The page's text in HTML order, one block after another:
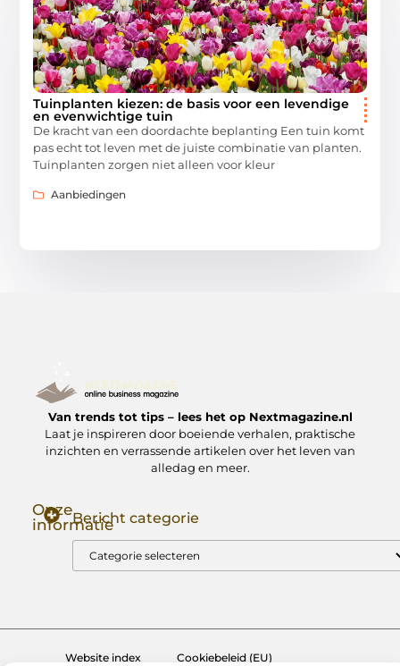
Tuinplanten kiezen: de basis voor een levendige
en evenwichtige tuin
De kracht van een doordachte beplanting Een tuin komt
pas echt tot leven met de juiste combinatie van planten.
Tuinplanten zorgen niet alleen voor kleur
Aanbiedingen
Van trends tot tips – lees het op Nextmagazine.nl
Laat je inspireren door boeiende verhalen, praktische
inzichten en verrassende artikelen over het leven van
alledag en meer.
Onze
informatieBericht categorie
Website index Cookiebeleid (EU)